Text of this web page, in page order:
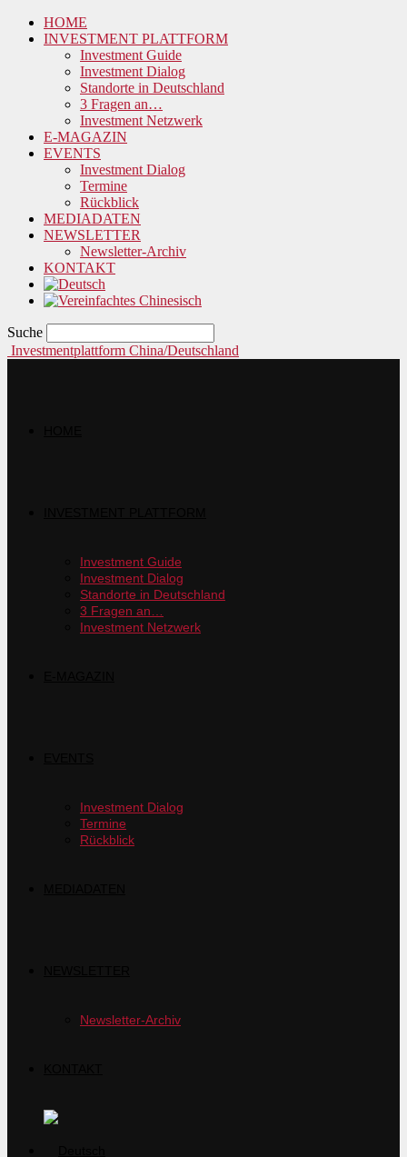
HOME
INVESTMENT PLATTFORM
Investment Guide
Investment Dialog
Standorte in Deutschland
3 Fragen an…
Investment Netzwerk
E-MAGAZIN
EVENTS
Investment Dialog
Termine
Rückblick
MEDIADATEN
NEWSLETTER
Newsletter-Archiv
KONTAKT
Suche
Investmentplattform China/Deutschland
Investment Guide
Investment Dialog
Standorte in Deutschland
3 Fragen an…
Investment Netzwerk
Investment Dialog
Termine
Rückblick
Newsletter-Archiv